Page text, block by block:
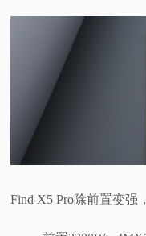
Find X5 Pro除前置变强